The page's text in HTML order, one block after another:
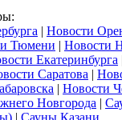
| Новости
Тюмени | Новости
Екатеринбурга
Саратова |
| Новости
Новгорода |
| Сауны Казани